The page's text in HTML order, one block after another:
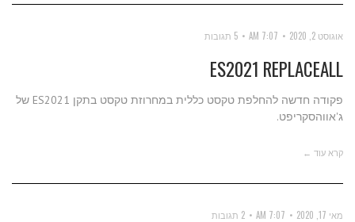
אוגוסט 2, 2020 7:07 AM 5 תגובות
ES2021 REPLACEALL
פקודה חדשה להחלפת טקסט כללית במחרוזת טקסט בתקן ES2021 של
ג'אווהסקריפט.
קרא עוד ←
מאי 17, 2020 7:07 AM 2 תגובות